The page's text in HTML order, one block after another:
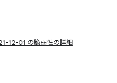
12-01 の脆弱性の詳細